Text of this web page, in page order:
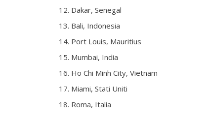
Dakar, Senegal
Bali, Indonesia
Port Louis, Mauritius
Mumbai, India
Ho Chi Minh City, Vietnam
Miami, Stati Uniti
Roma, Italia